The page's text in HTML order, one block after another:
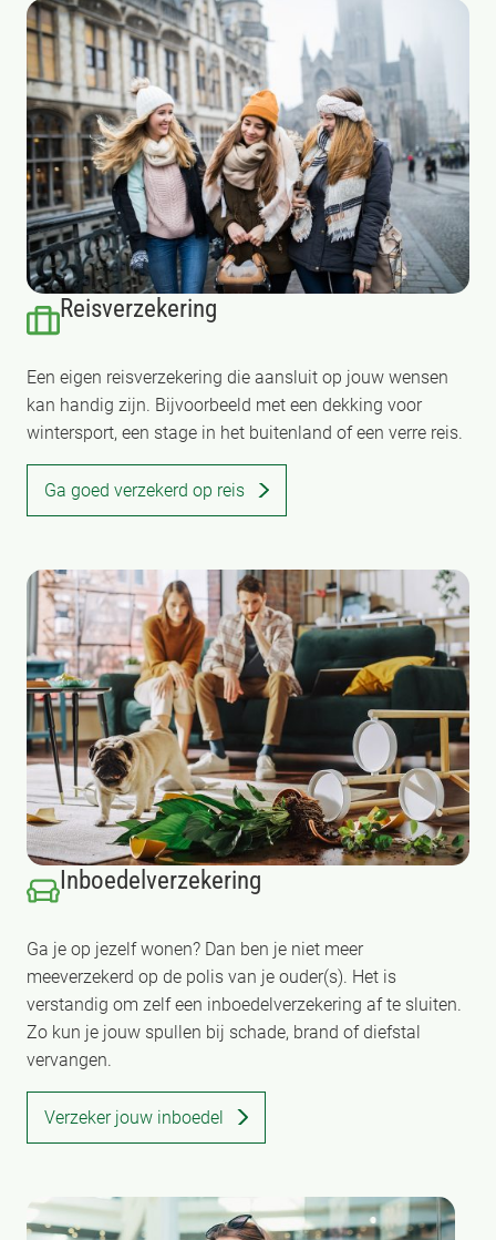
Reisverzekering
Een eigen reisverzekering die aansluit op jouw wensen
kan handig zijn. Bijvoorbeeld met een dekking voor
wintersport, een stage in het buitenland of een verre reis.
Ga goed verzekerd op reis
Inboedelverzekering
Ga je op jezelf wonen? Dan ben je niet meer
meeverzekerd op de polis van je ouder(s). Het is
verstandig om zelf een inboedelverzekering af te sluiten.
Zo kun je jouw spullen bij schade, brand of diefstal
vervangen.
Verzeker jouw inboedel